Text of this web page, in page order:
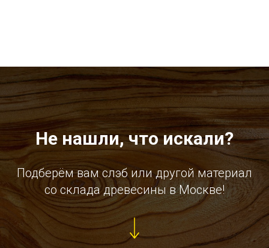
Не нашли, что искали?
Подберём вам слэб или другой материал
со склада древесины в Москве!